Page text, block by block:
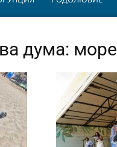
дума: море